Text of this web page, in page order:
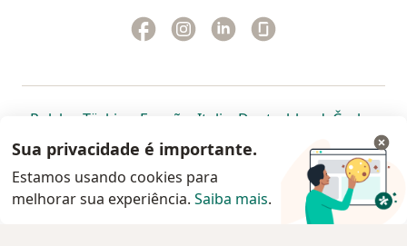
Facebook
abre num novo separador
Instagram
abre num novo separador
Linkedin
abre num novo
Polska abre num novo separador
Türkiye abre num novo separador
España abre num novo separador
Italia abre num novo
Deutschlandabre num
Česko
Portugal abre num novo separador
, México abre num novo separador
, abre num novo separador
Brasil abre num novoabre num
abre
Colombia abre num novo
www.doctoralia.com.br © 2026 - Agende agora sua
Sua privacidade é importante.
Estamos usando cookies para
melhorar sua experiência. Saiba mais.